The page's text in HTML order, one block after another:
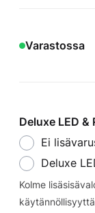
Varastossa
Deluxe LED
Ei
Deluxe
Kolme